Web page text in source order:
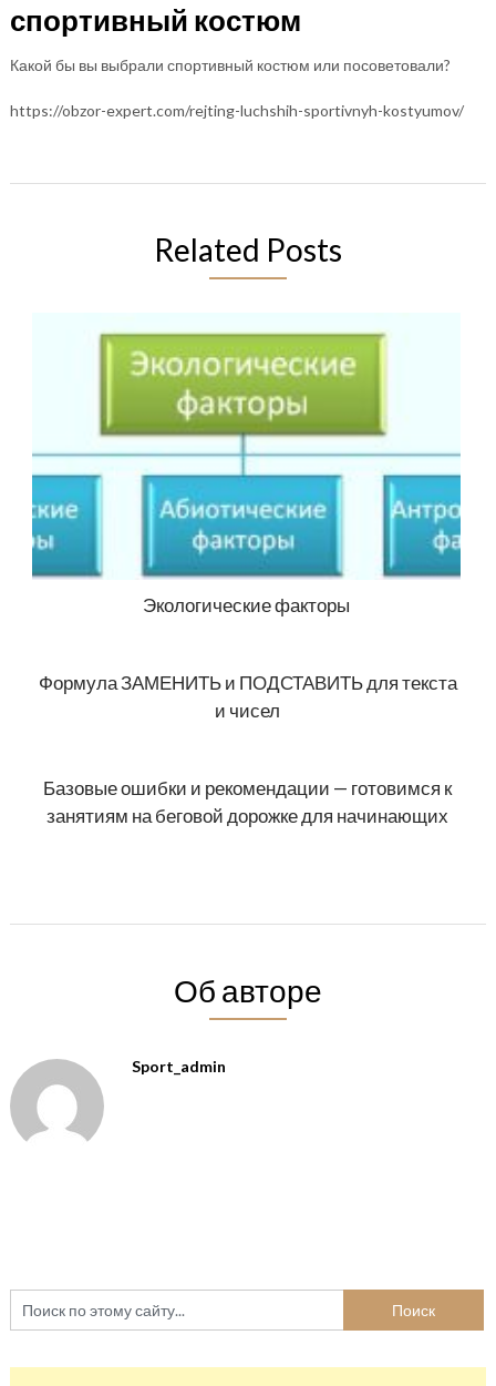
спортивный костюм
Какой бы вы выбрали спортивный костюм или посоветовали?
https://obzor-expert.com/rejting-luchshih-sportivnyh-kostyumov/
Related Posts
Экологические факторы
Формула ЗАМЕНИТЬ и ПОДСТАВИТЬ для текста
и чисел
Базовые ошибки и рекомендации — готовимся к
занятиям на беговой дорожке для начинающих
Об авторе
Sport_admin